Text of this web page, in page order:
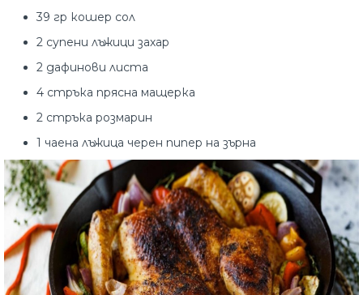
39 гр кошер сол
2 супени лъжици захар
2 дафинови листа
4 стръка прясна мащерка
2 стръка розмарин
1 чаена лъжица черен пипер на зърна